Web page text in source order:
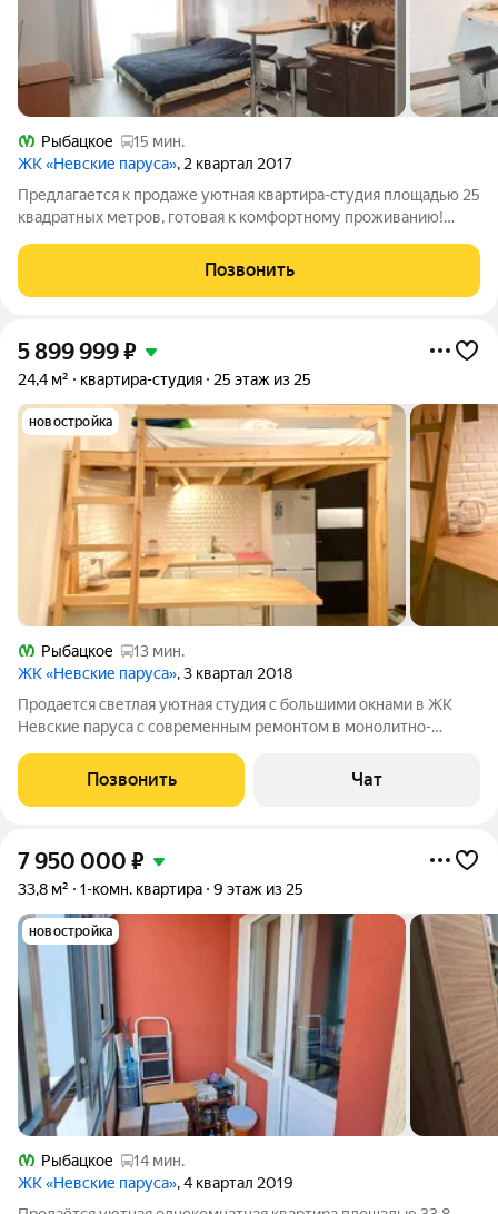
Рыбацкое
15 мин.
ЖК «Невские паруса», 2 квартал 2017
Предлагается к продаже уютная квартира-студия площадью 25
квадратных метров, готовая к комфортному проживанию!
бытовой техникой (вся мебель и техника остается) Просторная
лоджия открывает вид на
Позвонить
5 899 999₽
24,4 м² квартира-студия 25 этаж из 25
новостройка
Рыбацкое
13 мин.
ЖК «Невские паруса», 3 квартал 2018
Продается светлая уютная студия с большими окнами в ЖК
Невские паруса с современным ремонтом в монолитно-
на 25 этаже (последний), что обеспечивает прекрасный вид из
окон во двор и на Неву, а
Позвонить Чат
7 950 000 ₽
33,8 м² 1-комн. квартира 9 этаж из 25
новостройка
Рыбацкое
14 мин.
ЖК «Невские паруса», 4 квартал 2019